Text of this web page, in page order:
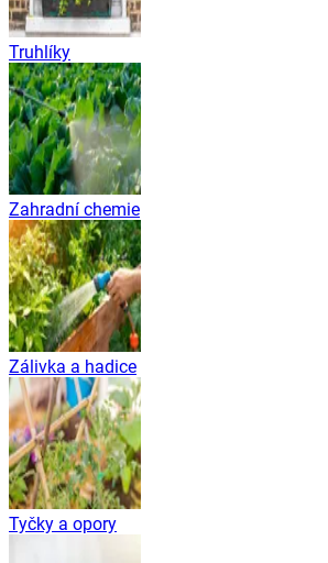
Truhlíky
Zahradní chemie
Zálivka a hadice
Tyčky a opory